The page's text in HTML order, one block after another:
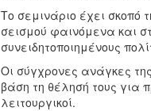
Το σεμινάριο έχει σκοπό
σεισμού φαινόμενα και
συνειδητοποιημένους
Οι σύγχρονες ανάγκες
βάση τη θέλησή τους για
λειτουργικοί.